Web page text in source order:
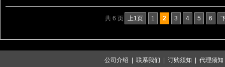
共 6 页 上1页 1 2 3 4 5 6
公司介绍 联系我们 订购须知 代理须知